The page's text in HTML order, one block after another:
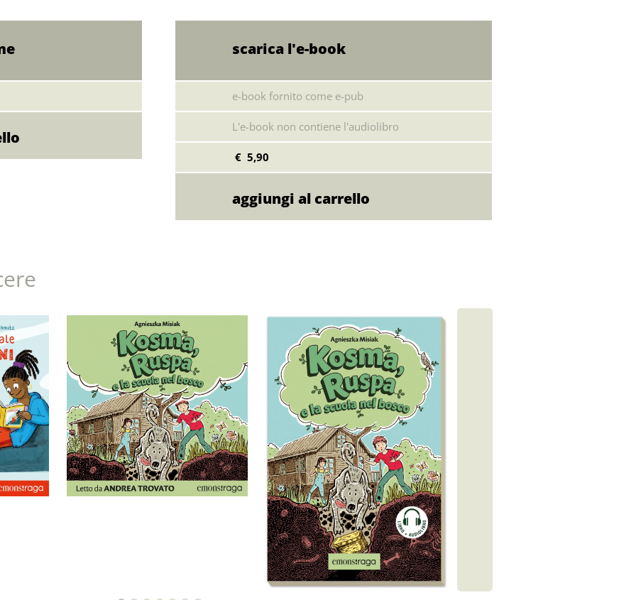
scarica l'e-book
e-book fornito come e-pub
L'e-book non contiene l'audiolibro
€ 5,90